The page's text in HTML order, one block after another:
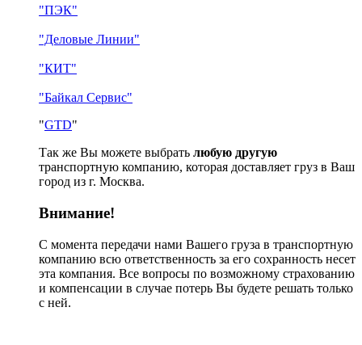
"ПЭК"
"Деловые Линии"
"КИТ"
"Байкал Сервис"
"GTD"
Так же Вы можете выбрать любую другую
транспортную компанию, которая доставляет груз в Ваш
город из г. Москва.
Внимание!
С момента передачи нами Вашего груза в транспортную
компанию всю ответственность за его сохранность несет
эта компания. Все вопросы по возможному страхованию
и компенсации в случае потерь Вы будете решать только
с ней.